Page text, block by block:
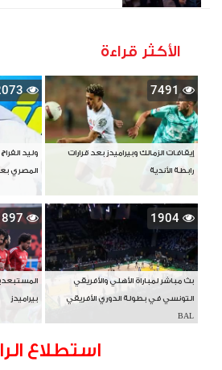
الأكثر قراءة
7491
إيقافات الزمالك وبيراميدز بعد قرارات
رابطة الأندية
وليد
المصري
1904
بث مباشر لمباراة الأهلي والأفريقي
التونسي في بطولة الدوري الأفريقي
BAL
بيراميدز
استطلاع